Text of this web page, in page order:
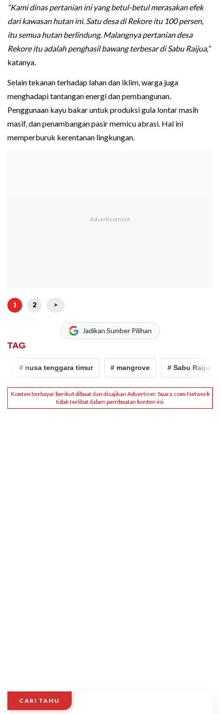
“Kami dinas pertanian ini yang betul-betul merasakan efek
dari kawasan hutan ini. Satu desa di Rekore itu 100 persen,
itu semua hutan berlindung. Malangnya pertanian desa
Rekore itu adalah penghasil bawang terbesar di Sabu Raijua,”
katanya.
Selain tekanan terhadap lahan dan iklim, warga juga
menghadapi tantangan energi dan pembangunan.
Penggunaan kayu bakar untuk produksi gula lontar masih
masif, dan penambangan pasir memicu abrasi. Hal ini
memperburuk kerentanan lingkungan.
1 2 >
Jadikan Sumber Pilihan
TAG
# nusa tenggara timur # mangrove # Sabu Raijua
CARI TAHU